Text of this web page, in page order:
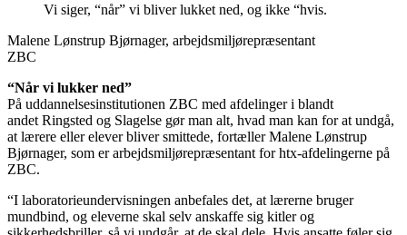
Vi siger, “når” vi bliver lukket ned, og ikke “hvis.
Malene Lønstrup Bjørnager, arbejdsmiljørepræsentant
ZBC
“Når vi lukker ned”
På uddannelsesinstitutionen ZBC med afdelinger i blandt
andet Ringsted og Slagelse gør man alt, hvad man kan for at undgå,
at lærere eller elever bliver smittede, fortæller Malene Lønstrup
Bjørnager, som er arbejdsmiljørepræsentant for htx-afdelingerne på
ZBC.
“I laboratorieundervisningen anbefales det, at lærerne bruger
mundbind, og eleverne skal selv anskaffe sig kitler og